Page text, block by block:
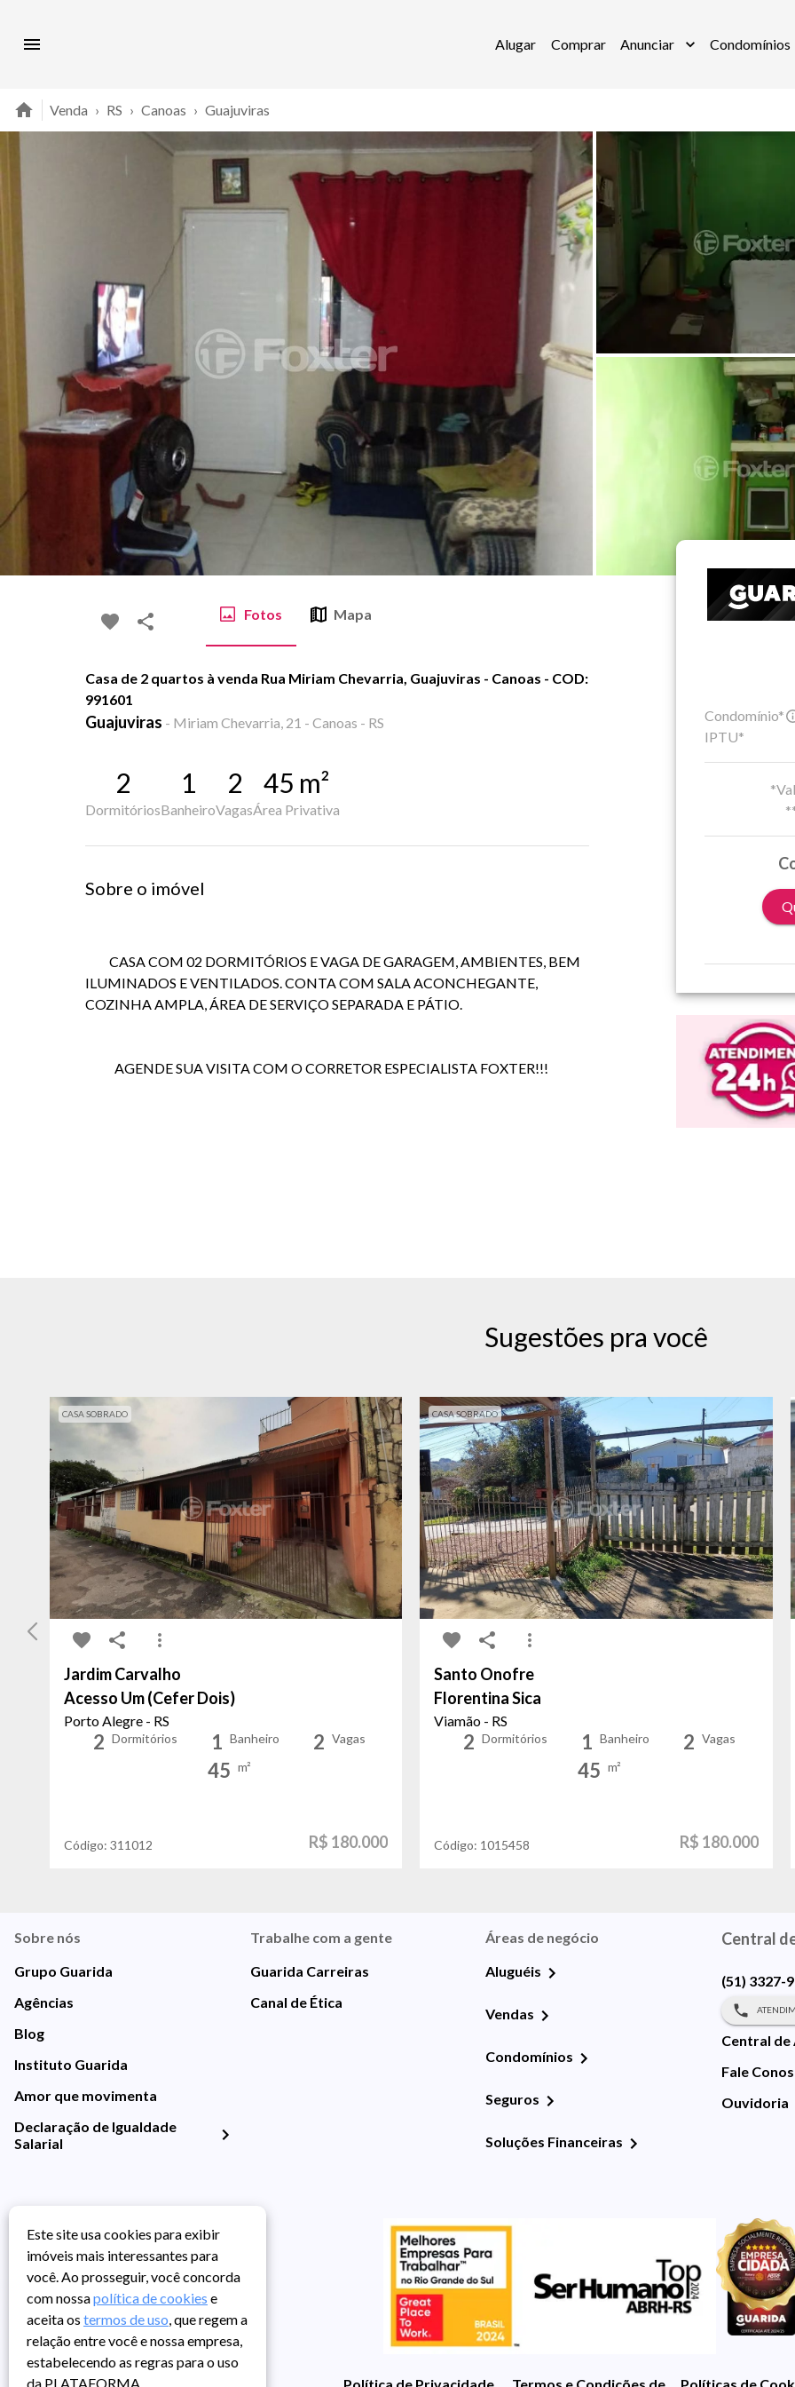
Alugar Comprar Anunciar Condomínios
Venda › RS › Canoas › Guajuviras
Fotos Mapa
Casa de 2 quartos à venda Rua Miriam Chevarria, Guajuviras - Canoas - COD:
991601
Guajuviras - Miriam Chevarria, 21 - Canoas - RS
2
Dormitórios
1
Banheiro
2
Vagas
45 m²
Área Privativa
Sobre o imóvel
CASA COM 02 DORMITÓRIOS E VAGA DE GARAGEM, AMBIENTES, BEM
ILUMINADOS E VENTILADOS. CONTA COM SALA ACONCHEGANTE,
COZINHA AMPLA, ÁREA DE SERVIÇO SEPARADA E PÁTIO.
AGENDE SUA VISITA COM O CORRETOR ESPECIALISTA FOXTER!!!
Condomínio*
IPTU*
Sugestões pra você
CASA SOBRADO
Jardim Carvalho
Acesso Um (Cefer Dois)
Porto Alegre - RS
2 Dormitórios 1 Banheiro 2 Vagas
45 m²
Código: 311012 R$ 180.000
CASA SOBRADO
Santo Onofre
Florentina Sica
Viamão - RS
2 Dormitórios 1 Banheiro 2 Vagas
45 m²
Código: 1015458 R$ 180.000
Sobre nós
Grupo Guarida
Agências
Blog
Instituto Guarida
Amor que movimenta
Declaração de Igualdade
Salarial
Trabalhe com a gente
Guarida Carreiras
Canal de Ética
Áreas de negócio
Aluguéis
Vendas
Condomínios
Seguros
Soluções Financeiras
Central
(51) 3327-
Central de
Fale
Ouvidoria
Política de Privacidade Termos e Condições de UsoPolíticas de
Este site usa cookies para exibir
imóveis mais interessantes para
você. Ao prosseguir, você concorda
com nossapolítica de cookies e
aceita os termos de uso, que regem a
relação entre você e nossa empresa,
estabelecendo as regras para o uso
da PLATAFORMA.